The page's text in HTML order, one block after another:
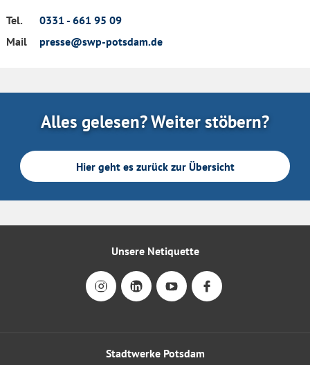
Tel.
0331 - 661 95 09
Mail
presse@swp-potsdam.de
Alles gelesen? Weiter stöbern?
Hier geht es zurück zur Übersicht
Stadtwerke Potsdam
Unsere Netiquette